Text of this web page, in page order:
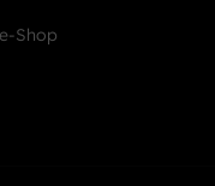
Shop